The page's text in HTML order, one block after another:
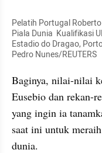
Pelatih Portugal
Piala Dunia  Kualifikasi
Estadio do Dragao,
Pedro Nunes/REUTERS
Baginya, nilai-nilai
Eusebio dan rekan-
yang ingin ia
saat ini untuk
dunia.